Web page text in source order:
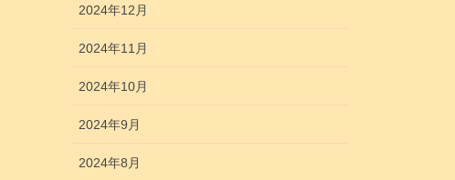
2024年12月
2024年11月
2024年10月
2024年9月
2024年8月